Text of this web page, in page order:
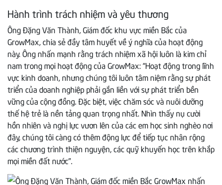
Hành trình trách nhiệm và yêu thương
Ông Đặng Văn Thành, Giám đốc khu vực miền Bắc của
GrowMax, chia sẻ đầy tâm huyết về ý nghĩa của hoạt động
này. Ông nhấn mạnh rằng trách nhiệm xã hội luôn là kim chỉ
nam trong mọi hoạt động của GrowMax: “Hoạt động trong lĩnh
vực kinh doanh, nhưng chúng tôi luôn tâm niệm rằng sự phát
triển của doanh nghiệp phải gắn liền với sự phát triển bền
vững của cộng đồng. Đặc biệt, việc chăm sóc và nuôi dưỡng
thế hệ trẻ là nền tảng quan trọng nhất. Nhìn thấy nụ cười
hồn nhiên và nghị lực vươn lên của các em học sinh nghèo nơi
đây, chúng tôi càng có thêm động lực để tiếp tục nhân rộng
các chương trình thiện nguyện, các quỹ khuyến học trên khắp
mọi miền đất nước”.